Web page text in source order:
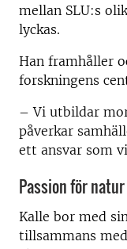
mellan SLU:s
lyckas.
Han framhåller
forskningens
– Vi utbildar
påverkar
ett ansvar som
Passion för
Kalle bor med
tillsammans